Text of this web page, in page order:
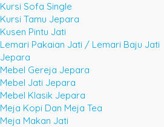
Kursi Sofa Single
Kursi Tamu Jepara
Kusen Pintu Jati
Lemari Pakaian Jati / Lemari Baju Jati
Jepara
Mebel Gereja Jepara
Mebel Jati Jepara
Mebel Klasik Jepara
Meja Kopi Dan Meja Tea
Meja Makan Jati